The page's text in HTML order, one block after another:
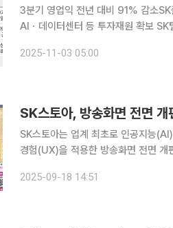
3분기 영업익 전년 대비 91% 감소
AIㆍ데이터센터 등 투자재원 확보 SK텔레콤이 해킹 사고 여파로 실적이 급감한 가운데 자산 매각과
재무 건전성을 확보하고 투자 재원을
2025-11-03 05:00
SK스토아, 방송화면 전면
SK스토아는 업계 최초로 인공지능
경험(UX)을 적용한 방송화면 전면 개편을 단행했다
데이터홈쇼핑의 구조적 한계였던 ‘녹
2025-09-18 14:51